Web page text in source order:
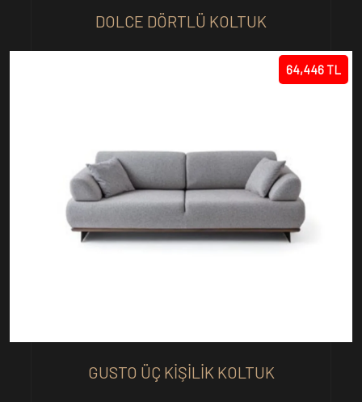
DOLCE DÖRTLÜ KOLTUK
64,446 TL
GUSTO ÜÇ KIŞILIK KOLTUK